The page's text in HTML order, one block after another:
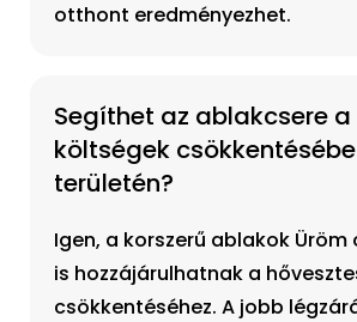
otthont eredményezhet.
Segíthet az ablakcsere
költségek
területén?
Igen, a korszerű ablakok
is hozzájárulhatnak a
csökkentéséhez. A jobb